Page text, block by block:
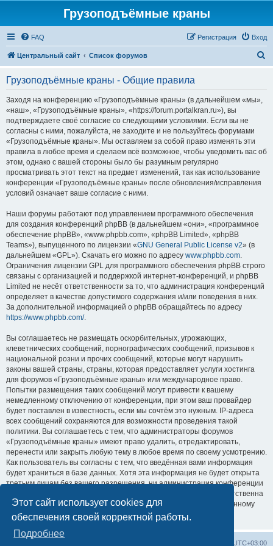
Этот сайт использует cookies для
обеспечения своей корректной работы.
Подробнее
Грузоподъёмные краны
FAQ Вход
Регистрация
Центральный сайт Список форумов
Грузоподъёмные краны - Общие правила
Заходя на конференцию «Грузоподъёмные краны» (в дальнейшем «мы»,
«наш», «Грузоподъёмные краны», «https://forum.portalkran.ru»), вы
подтверждаете своё согласие со следующими условиями. Если вы не
согласны с ними, пожалуйста, не заходите и не пользуйтесь форумами
«Грузоподъёмные краны». Мы оставляем за собой право изменять эти
правила в любое время и сделаем всё возможное, чтобы уведомить вас об
этом, однако с вашей стороны было бы разумным регулярно
просматривать этот текст на предмет изменений, так как использование
конференции «Грузоподъёмные краны» после обновления/исправления
условий означает ваше согласие с ними.
Наши форумы работают под управлением программного обеспечения
для создания конференций phpBB (в дальнейшем «они», «программное
обеспечение phpBB», «www.phpbb.com», «phpBB Limited», «phpBB
Teams»), выпущенного по лицензии «GNU General Public License v2» (в
дальнейшем «GPL»). Скачать его можно по адресу www.phpbb.com.
Ограничения лицензии GPL для программного обеспечения phpBB строго
связаны с организацией и поддержкой интернет-конференций, и phpBB
Limited не несёт ответственности за то, что администрация конференций
определяет в качестве допустимого содержания и/или поведения в них.
За дополнительной информацией о phpBB обращайтесь по адресу
https://www.phpbb.com/.
Вы соглашаетесь не размещать оскорбительных, угрожающих,
клеветнических сообщений, порнографических сообщений, призывов к
национальной розни и прочих сообщений, которые могут нарушить
законы вашей страны, страны, которая предоставляет услуги хостинга
для форумов «Грузоподъёмные краны» или международное право.
Попытки размещения таких сообщений могут привести к вашему
немедленному отключению от конференции, при этом ваш провайдер
будет поставлен в известность, если мы сочтём это нужным. IP-адреса
всех сообщений сохраняются для возможности проведения такой
политики. Вы соглашаетесь с тем, что администраторы форумов
«Грузоподъёмные краны» имеют право удалить, отредактировать,
перенести или закрыть любую тему в любое время по своему усмотрению.
Как пользователь вы согласны с тем, что введённая вами информация
будет храниться в базе данных. Хотя эта информация не будет открыта
третьим лицам без вашего разрешения, ни администрация конференции
«Грузоподъёмные краны», ни phpBB Limited не может быть ответственна
за действия хакеров, которые могут привести к несанкционированному
доступу к ней.
UTC+03:00